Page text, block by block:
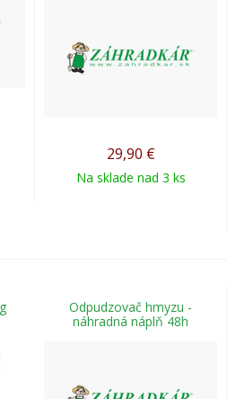
29,90 €
Na sklade nad 3 ks
Odpudzovač hmyzu -
náhradná náplň 48h